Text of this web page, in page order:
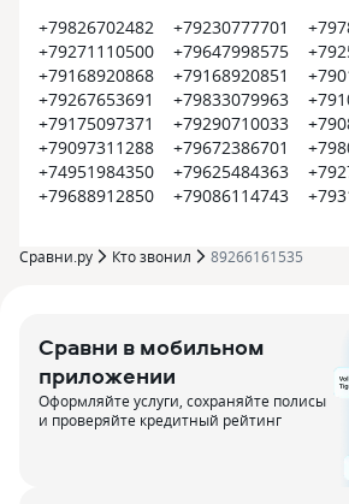
+79826702482
+79271110500
+79168920868
+79267653691
+79175097371
+79097311288
+74951984350
+79688912850
+79230777701
+79647998575
+79168920851
+79833079963
+79290710033
+79672386701
+79625484363
+79086114743
Сравни.ру Кто звонил 89266161535
Сравни в мобильном
приложении
Оформляйте услуги, сохраняйте полисы
и проверяйте кредитный рейтинг